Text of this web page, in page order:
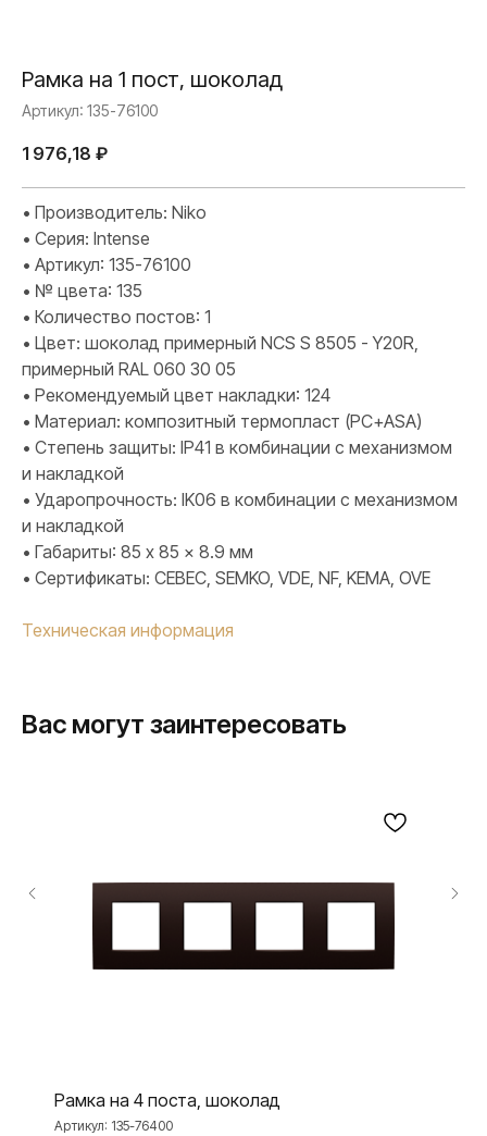
Рамка на 1 пост, шоколад
Артикул: 135-76100
1 976,18 ₽
• Производитель: Niko
• Серия: Intense
• Артикул: 135-76100
• № цвета: 135
• Количество постов: 1
• Цвет: шоколад примерный NCS S 8505 - Y20R,
примерный RAL 060 30 05
• Рекомендуемый цвет накладки: 124
• Материал: композитный термопласт (PC+ASA)
• Степень защиты: IP41 в комбинации с механизмом
и накладкой
• Ударопрочность: IK06 в комбинации с механизмом
и накладкой
• Габариты: 85 x 85 x 8.9 мм
• Сертификаты: CEBEC, SEMKO, VDE, NF, KEMA, OVE
Техническая информация
Вас могут заинтересовать
Рамка на 4 поста, шоколад
Артикул: 135-76400
О ФАБРИКЕ
Розетки и выключатели Rocker
Серия для улицы